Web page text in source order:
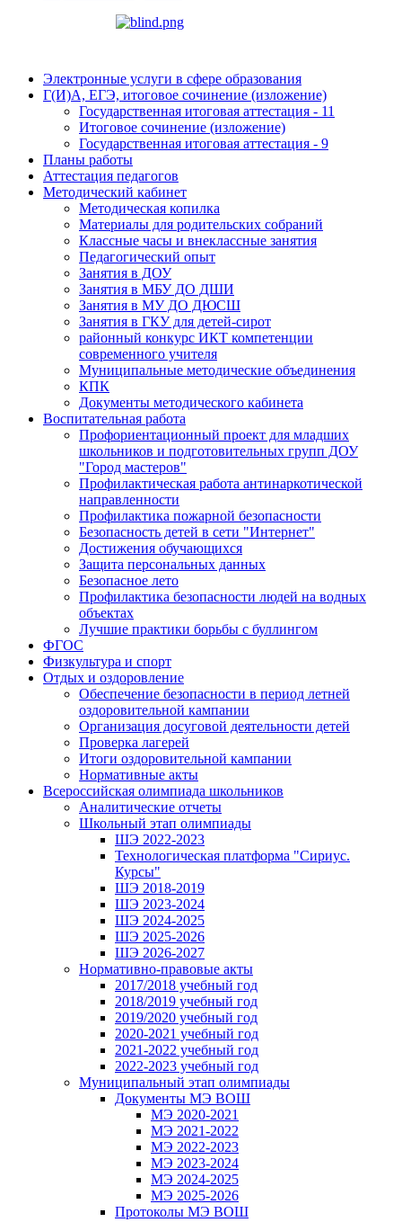
Электронные услуги в сфере образования
Г(И)А, ЕГЭ, итоговое сочинение (изложение)
Государственная итоговая аттестация - 11
Итоговое сочинение (изложение)
Государственная итоговая аттестация - 9
Планы работы
Аттестация педагогов
Методический кабинет
Методическая копилка
Материалы для родительских собраний
Классные часы и внеклассные занятия
Педагогический опыт
Занятия в ДОУ
Занятия в МБУ ДО ДШИ
Занятия в МУ ДО ДЮСШ
Занятия в ГКУ для детей-сирот
районный конкурс ИКТ компетенции
современного учителя
Муниципальные методические объединения
КПК
Документы методического кабинета
Воспитательная работа
Профориентационный проект для младших
школьников и подготовительных групп ДОУ
"Город мастеров"
Профилактическая работа антинаркотической
направленности
Профилактика пожарной безопасности
Безопасность детей в сети "Интернет"
Достижения обучающихся
Защита персональных данных
Безопасное лето
Профилактика безопасности людей на водных
объектах
Лучшие практики борьбы с буллингом
ФГОС
Физкультура и спорт
Отдых и оздоровление
Обеспечение безопасности в период летней
оздоровительной кампании
Организация досуговой деятельности детей
Проверка лагерей
Итоги оздоровительной кампании
Нормативные акты
Всероссийская олимпиада школьников
Аналитические отчеты
Школьный этап олимпиады
ШЭ 2022-2023
Технологическая платформа "Сириус.
Курсы"
ШЭ 2018-2019
ШЭ 2023-2024
ШЭ 2024-2025
ШЭ 2025-2026
ШЭ 2026-2027
Нормативно-правовые акты
2017/2018 учебный год
2018/2019 учебный год
2019/2020 учебный год
2020-2021 учебный год
2021-2022 учебный год
2022-2023 учебный год
Муниципальный этап олимпиады
Документы МЭ ВОШ
МЭ 2020-2021
МЭ 2021-2022
МЭ 2022-2023
МЭ 2023-2024
МЭ 2024-2025
МЭ 2025-2026
Протоколы МЭ ВОШ